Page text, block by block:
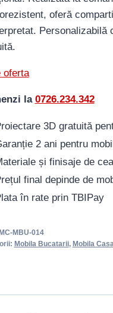
oferă
Personalizabilă
oferta
la 0726.234.342
3D gratuită
2 ani pentru
și finisaje de
final depinde de
în rate prin TBIPay
MC-MBU-014
Mobila Bucatarii, Mobila